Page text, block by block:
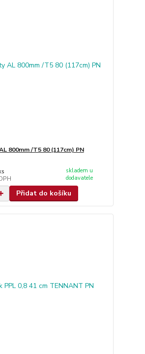
800mm /T5 80 (117cm) PN
skladem u
dodavatele
Přidat do košíku